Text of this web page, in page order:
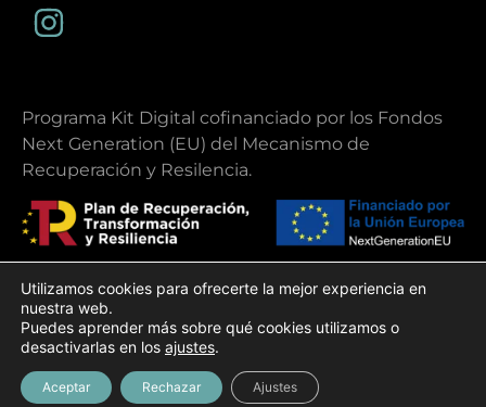
Programa Kit Digital cofinanciado por los Fondos
Next Generation (EU) del Mecanismo de
Recuperación y Resilencia.
Diseño webGecko Studio
Utilizamos cookies para ofrecerte la mejor experiencia en
nuestra web.
Puedes aprender más sobre qué cookies utilizamos o
desactivarlas en los ajustes.
Aceptar Rechazar Ajustes